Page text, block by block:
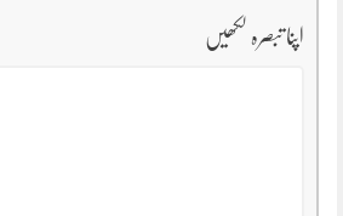
اپنا تبصرہ لکھیں